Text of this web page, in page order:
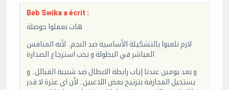
Beb Swika a écrit :
هات نعملوا حوصلة
لازم نلعبوا بالتشكيلة الأساسية ضد النجم.. لأنه المنافس
المباشر في البطولة و يجب استرجاع الصدارة
و بعد يومين عندنا إياب رابطة الابطال ضد شبيبة القبائل.. و
يستحيل المجازفة بترتيح بعض اللاعبين.. لأن اي عثرة لا قدر